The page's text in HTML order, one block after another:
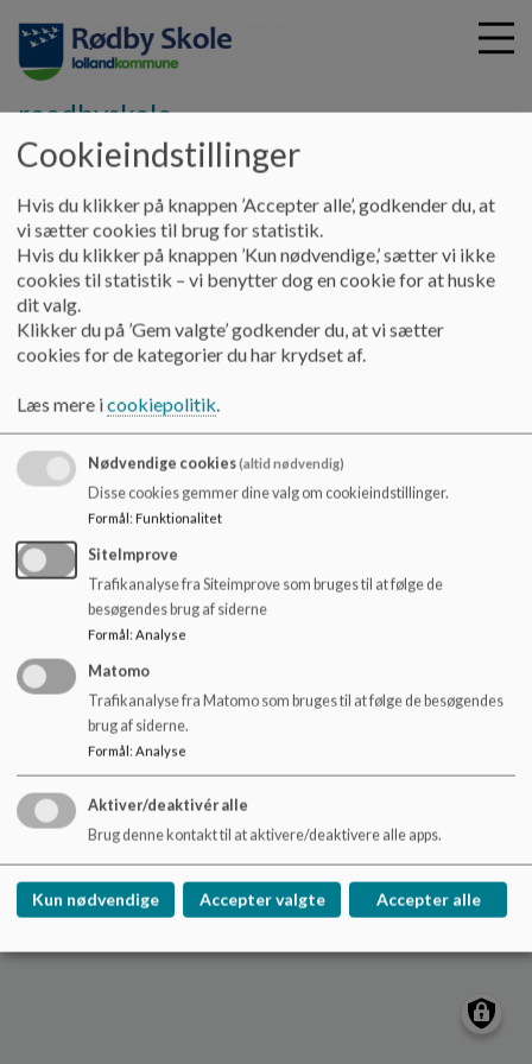
i
roedbyskole
Skolebestyrelse Referater 2026-27
2026-2027
Referater
Rødby Skole
Byskolevej 1, 4970 Rødby
roedbyskole@lolland.dk
54676363
EAN NR. 5798007121006
Tilgængelighedserklæring
Sitemap
Cookie politik
Cookieindstillinger
Hvis du klikker på knappen ’Accepter alle’, godkender du, at
vi sætter cookies til brug for statistik.
Hvis du klikker på knappen ’Kun nødvendige,’ sætter vi ikke
cookies til statistik – vi benytter dog en cookie for at huske
dit valg.
Klikker du på ’Gem valgte’ godkender du, at vi sætter
cookies for de kategorier du har krydset af.
Læs mere icookiepolitik.
Nødvendige cookies(altid nødvendig)
Disse cookies gemmer dine valg om cookieindstillinger.
Formål: Funktionalitet
SiteImprove
Trafikanalyse fra Siteimprove som bruges til at følge de
besøgendes brug af siderne
Formål: Analyse
Matomo
Trafikanalyse fra Matomo som bruges til at følge de besøgendes
brug af siderne.
Formål: Analyse
Aktiver/deaktivér alle
Brug denne kontakt til at aktivere/deaktivere alle apps.
Kun nødvendige Accepter valgte Accepter alle